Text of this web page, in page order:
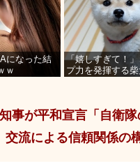
になった結
ｗ
「嬉しすぎて！
プ力を発揮する
知事が平和宣言「自衛
流による信頼関係の